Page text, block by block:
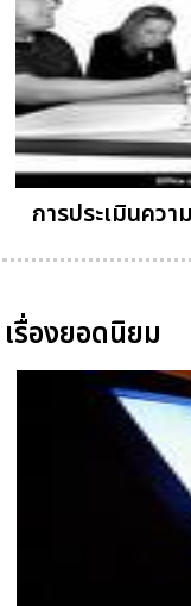
การประเมินคว
เรื่องยอดนิยม